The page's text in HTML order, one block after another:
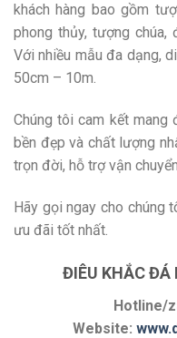
khách hàng bao gồm
phong thủy, tượng
Với nhiều mẫu đa dạng,
50cm – 10m.
Chúng tôi cam kết mang
bền đẹp và chất lượng
trọn đời, hỗ trợ vận
Hãy gọi ngay cho chúng
ưu đãi tốt nhất.
ĐIÊU KHẮC ĐÁ
Hotline/
Website: